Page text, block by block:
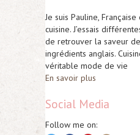
Je suis Pauline,
cuisine. J’essais
de retrouver la saveur
ingrédients anglais.
véritable mode de vie
En savoir plus
Social Media
Follow me on: